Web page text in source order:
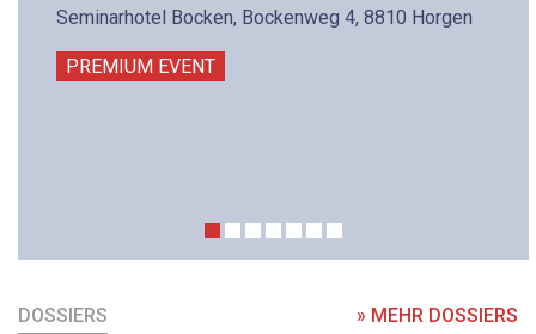
Seminarhotel Bocken, Bockenweg 4, 8810 Horgen
PREMIUM EVENT
DOSSIERS » MEHR DOSSIERS